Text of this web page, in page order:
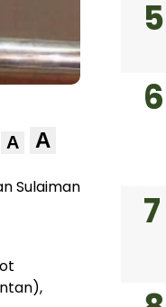
A A
Sulaiman